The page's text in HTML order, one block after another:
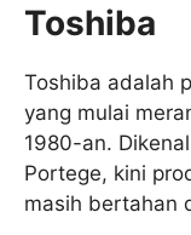
Toshiba
Toshiba adalah
yang mulai
1980-an.
Portege, kini
masih bertahan